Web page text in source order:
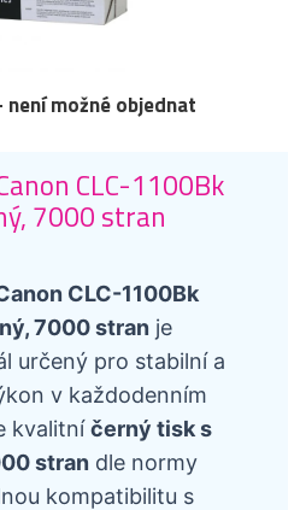
možné objednat
CLC-1100Bk
7000 stran
CLC-1100Bk
7000 stran je
určený pro stabilní a
v každodenním
kvalitníčerný tisk s
stran dle normy
kompatibilitu s